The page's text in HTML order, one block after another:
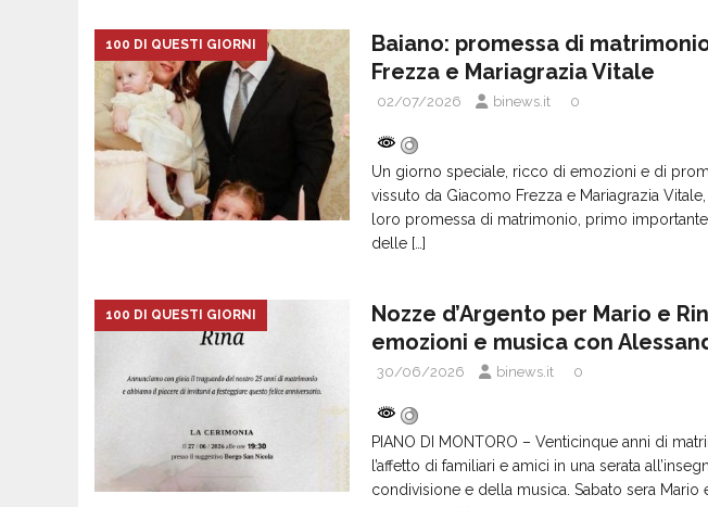
100 DI QUESTI GIORNI
Baiano: promessa di
Frezza e Mariagrazia Vitale
02/07/2026 binews.it 0
Un giorno speciale, ricco di emozioni e di
vissuto da Giacomo Frezza e Mariagrazia
loro promessa di matrimonio, primo
delle […]
100 DI QUESTI GIORNI
Nozze d’Argento per Mario e
emozioni e musica con
30/06/2026 binews.it 0
PIANO DI MONTORO – Venticinque anni di
l’affetto di familiari e amici in una serata
condivisione e della musica. Sabato sera Mario